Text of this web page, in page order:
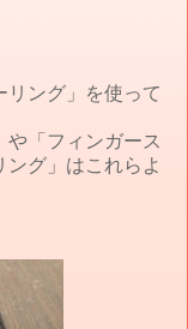
リング」を使って
「フィンガース
ング」はこれらよ